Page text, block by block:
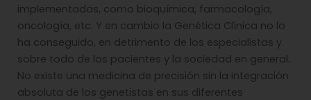
implementadas, como bioquímica, farmacología,
oncología, etc. Y en cambio la Genética Clínica no lo
ha conseguido, en detrimento de los especialistas y
sobre todo de los pacientes y la sociedad en general.
No existe una medicina de precisión sin la integración
absoluta de los genetistas en sus diferentes